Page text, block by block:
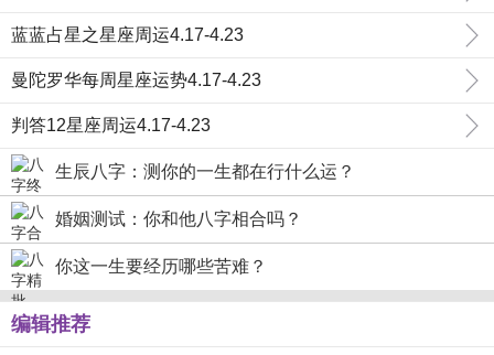
蓝蓝占星之星座周运4.17-4.23
曼陀罗华每周星座运势4.17-4.23
判答12星座周运4.17-4.23
生辰八字：测你的一生都在行什么运？
婚姻测试：你和他八字相合吗？
你这一生要经历哪些苦难？
编辑推荐